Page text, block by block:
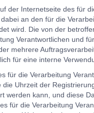
der Internetseite des für
an den für die
wird. Die von der
Verantwortlichen und
mehrere
für eine interne
für die Verarbeitung
Uhrzeit der
werden kann, und diese
für die Verarbeitung